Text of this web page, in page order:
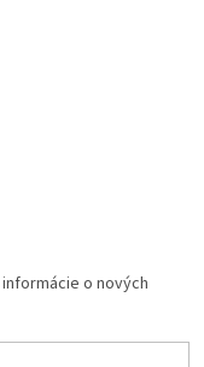
o nových